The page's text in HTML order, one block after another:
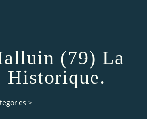
(79) La
Historique.
>